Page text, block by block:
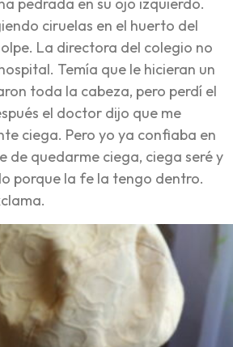
ciruelas en el huerto del
La directora del colegio no
Temía que le hicieran un
toda la cabeza, pero perdí el
el doctor dijo que me
ciega. Pero yo ya confiaba en
de quedarme ciega, ciega seré y
porque la fe la tengo dentro.